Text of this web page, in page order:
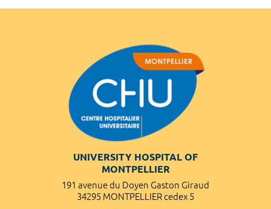
UNIVERSITY HOSPITAL OF
MONTPELLIER
191 avenue du Doyen Gaston Giraud
34295 MONTPELLIER cedex 5